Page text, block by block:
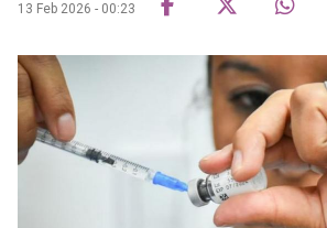
13 Feb 2026 - 00:23